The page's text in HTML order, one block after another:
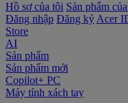
Hồ sơ của tôi Sản phẩm
Đăng nhập Đăng ký Acer
Store
AI
Sản phẩm
Sản phẩm mới
Copilot+ PC
Máy tính xách tay